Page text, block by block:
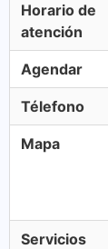
Horario de
atención
Agendar
Télefono
Mapa
Servicios